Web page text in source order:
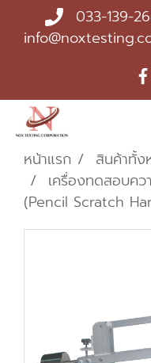
033-139-
หน้าแรก สินค้าทั้ง
เครื่องทดสอบค
(Pencil Scratch